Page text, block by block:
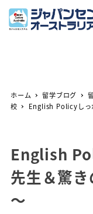
ホーム 留学ブログ
校
English Policyしっ
English
先生＆驚
～